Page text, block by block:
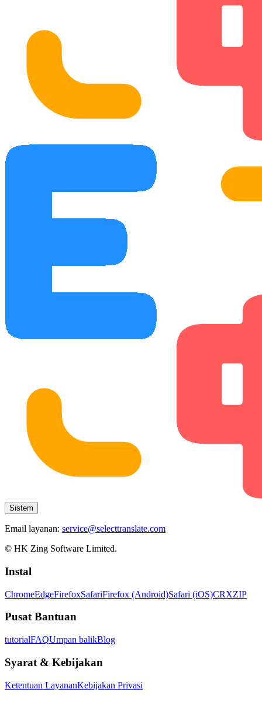
Sistem
Email layanan: service@selecttranslate.com
© HK Zing Software Limited.
Instal
ChromeEdgeFirefoxSafariFirefox (Android)Safari (iOS)CRXZIP
Pusat Bantuan
tutorialFAQUmpan balikBlog
Syarat & Kebijakan
Ketentuan LayananKebijakan Privasi